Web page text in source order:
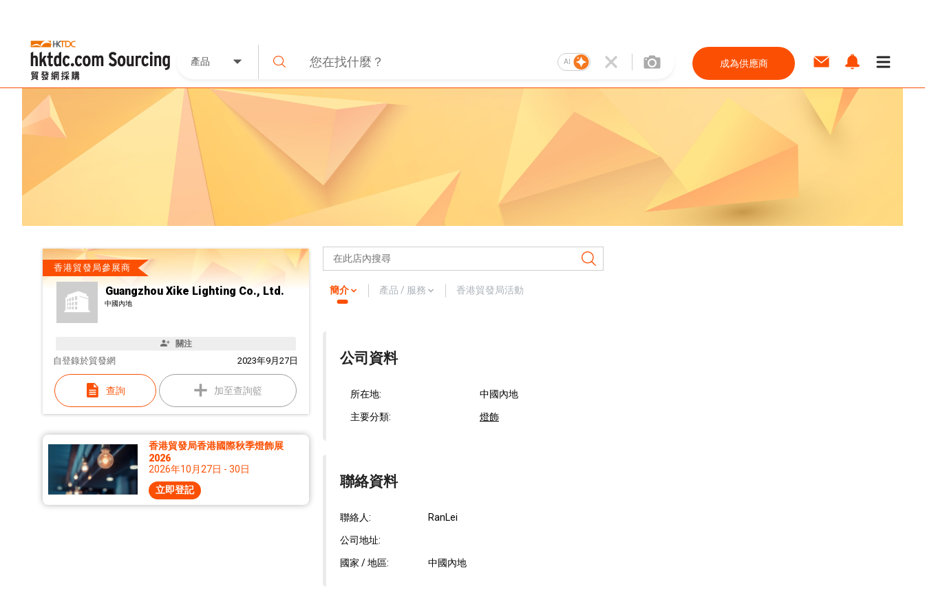
產品 AI 成為供應商
香港貿發局參展商
Guangzhou Xike Lighting Co., Ltd.
中國內地
關注
自 2023年9月27日
登錄於貿發網
查詢 加至查詢籃
香港貿發局香港國際秋季燈飾展
2026
2026年10月27日 - 30日
立即登記
簡介 產品 / 服務 香港貿發局活動
公司資料
所在地: 中國內地
主要分類: 燈飾
聯絡資料
聯絡人: RanLei
公司地址:
國家 / 地區: 中國內地